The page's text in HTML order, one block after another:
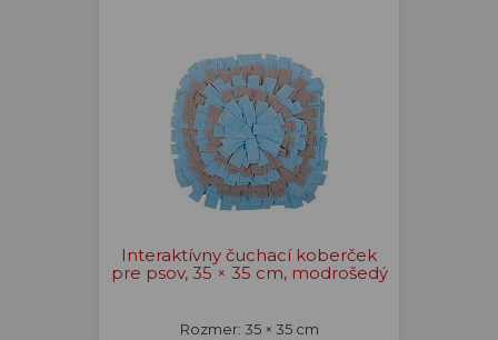
Interaktívny čuchací koberček
pre psov, 35 × 35 cm, modrošedý
Rozmer: 35 × 35 cm